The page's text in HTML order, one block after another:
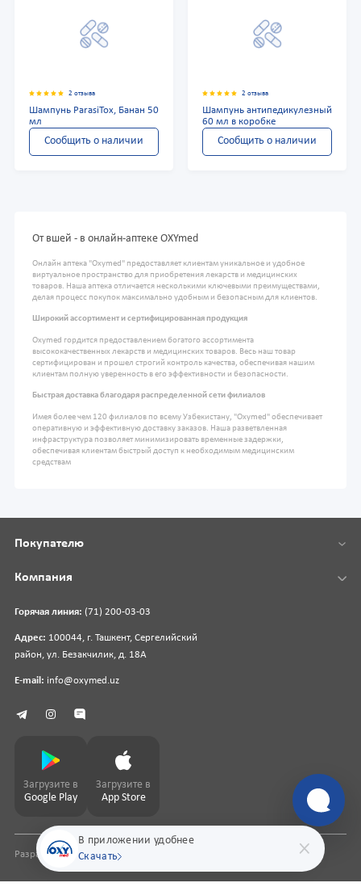
2 отзыва
Шампунь ParasiTox, Банан 50
мл
Сообщить о наличии
2 отзыва
Шампунь антипедикулезный
60 мл в коробке
Сообщить о наличии
От вшей - в онлайн-аптеке OXYmed
Онлайн аптека "Oxymed" предоставляет клиентам уникальное и удобное
виртуальное пространство для приобретения лекарств и медицинских
товаров. Наша аптека отличается несколькими ключевыми преимуществами,
делая процесс покупок максимально удобным и безопасным для клиентов.
Широкий ассортимент и сертифицированная продукция
Oxymed гордится предоставлением богатого ассортимента
высококачественных лекарств и медицинских товаров. Весь наш товар
сертифицирован и прошел строгий контроль качества, обеспечивая нашим
клиентам полную уверенность в его эффективности и безопасности.
Быстрая доставка благодаря распределенной сети филиалов
Имея более чем 120 филиалов по всему Узбекистану, "Oxymed" обеспечивает
оперативную и эффективную доставку заказов. Наша разветвленная
инфраструктура позволяет минимизировать временные задержки,
обеспечивая клиентам быстрый доступ к необходимым медицинским
средствам
В приложении удобнее
Скачать
Горячая линия: (71) 200-03-03
Адрес: 100044, г. Ташкент, Сергелийский
район, ул. Безакчилик, д. 18А
E-mail: info@oxymed.uz
Покупателю
Компания
Загрузите в
Google Play
Загрузите в
App Store
Разработка сайтаpharmit.uz